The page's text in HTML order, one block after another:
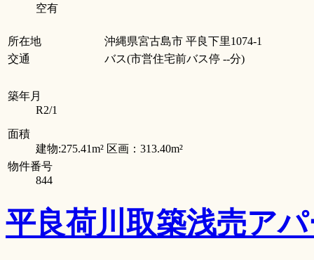
空有
所在地
沖縄県宮古島市 平良下里1074-1
交通
バス(市営住宅前バス停 --分)
築年月
R2/1
面積
建物:275.41m² 区画：313.40m²
物件番号
844
平良荷川取築浅売ア